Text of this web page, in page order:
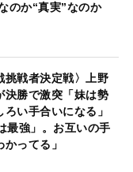
のか“真実”なのか
挑戦者決定戦〉上野
決勝で激突「妹は勢
い手合いになる」
最強」。お互いの手
ってる」